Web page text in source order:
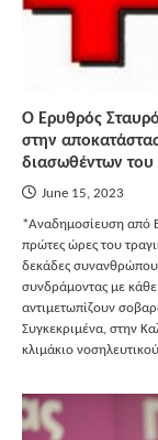
Ο Ερυθρός
στην
διασωθέντων του
June 15, 2023
*Αναδημοσίευση από
πρώτες ώρες του
δεκάδες
συνδράμοντας με κάθε
αντιμετωπίζουν
Συγκεκριμένα, στην
κλιμάκιο